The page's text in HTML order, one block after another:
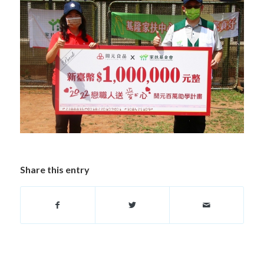
Share this entry